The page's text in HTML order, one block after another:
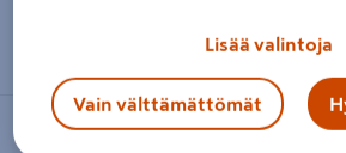
Lisää valintoja
Vain välttämättömät